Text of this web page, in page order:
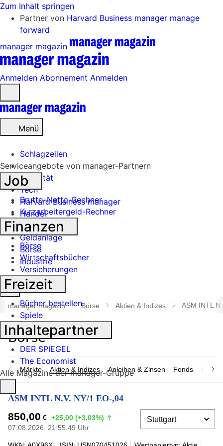
Zum Inhalt springen
Partner von Harvard Business manager manage
forward
manager magazin
Anmelden Abonnement Anmelden
öffnen
Menü
Schlagzeilen
Mobilität
Tech
Harvard Business manager
Handel
Banken
Geldanlage
Börse
Industrie
Suche
öffnen
manager magazin Börse Aktien & Indizes ASM INTL
Märkte Aktien & Indizes Anleihen & Zinsen Fonds
ASM INTL N.V. NY/1 EO-,04
850,00 € +25,00 (+3,03%)
07.08.2026, 21:55:49 Uhr
Serviceangebote von manager-Partnern
Job
Brutto-Netto-Rechner
Kurzarbeitergeld-Rechner
Finanzen
Börse
Wirtschaftsbücher
Versicherungen
Freizeit
Bücher bestellen
Spiele
Inhaltepartner
DER SPIEGEL
The Economist
Alle Magazine der manager-Gruppe